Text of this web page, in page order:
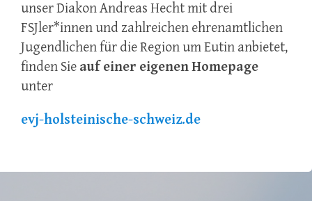
unser Diakon Andreas Hecht mit drei
FSJler*innen und zahlreichen ehrenamtlichen
Jugendlichen für die Region um Eutin anbietet,
finden Sie auf einer eigenenHomepage
unter
evj-holsteinische-schweiz.de